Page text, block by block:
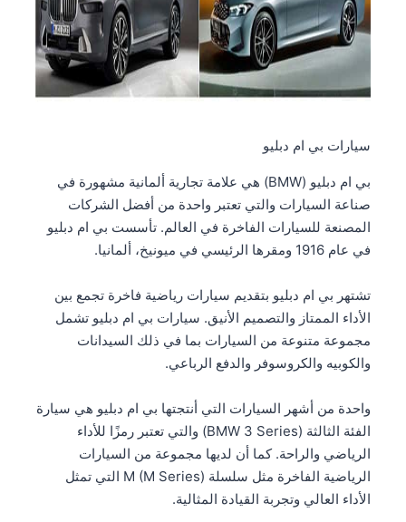
سيارات بي ام دبليو
بي ام دبليو (BMW) هي علامة تجارية ألمانية مشهورة في
صناعة السيارات والتي تعتبر واحدة من أفضل الشركات
المصنعة للسيارات الفاخرة في العالم. تأسست بي ام دبليو
في عام 1916 ومقرها الرئيسي في ميونيخ، ألمانيا.
تشتهر بي ام دبليو بتقديم سيارات رياضية فاخرة تجمع بين
الأداء الممتاز والتصميم الأنيق. سيارات بي ام دبليو تشمل
مجموعة متنوعة من السيارات بما في ذلك السيدانات
والكوبيه والكروسوفر والدفع الرباعي.
واحدة من أشهر السيارات التي أنتجتها بي ام دبليو هي سيارة
الفئة الثالثة (BMW 3 Series) والتي تعتبر رمزًا للأداء
الرياضي والراحة. كما أن لديها مجموعة من السيارات
الرياضية الفاخرة مثل سلسلة M (M Series) التي تمثل
الأداء العالي وتجربة القيادة المثالية.